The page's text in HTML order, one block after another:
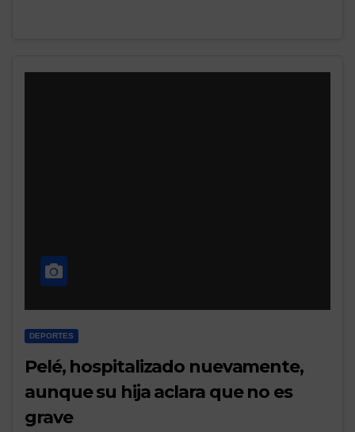
DEPORTES
Pelé, hospitalizado nuevamente,
aunque su hija aclara que no es
grave